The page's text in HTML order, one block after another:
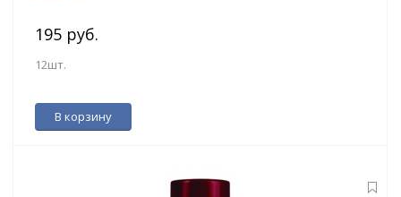
195 руб.
12шт.
В корзину